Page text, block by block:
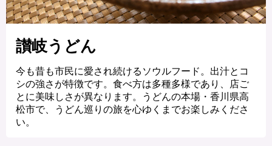
讃岐うどん
今も昔も市民に愛され続けるソウルフード。出汁とコ
シの強さが特徴です。食べ方は多種多様であり、店ご
とに美味しさが異なります。うどんの本場・香川県高
松市で、うどん巡りの旅を心ゆくまでお楽しみくださ
い。